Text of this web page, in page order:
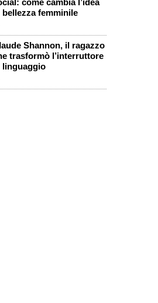
come cambia l’idea
bellezza femminile
Shannon, il ragazzo
trasformò l’interruttore
linguaggio